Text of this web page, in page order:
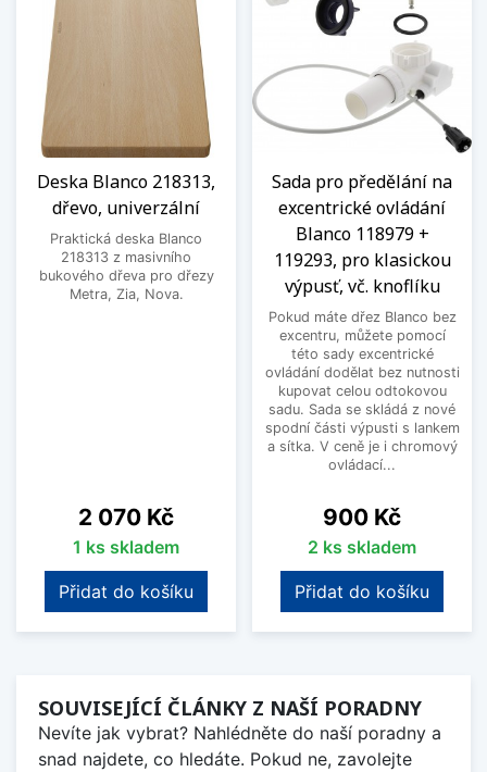
Deska Blanco 218313,
dřevo, univerzální
Praktická deska Blanco
218313 z masivního
bukového dřeva pro dřezy
Metra, Zia, Nova.
Cena
2 070 Kč
1 ks skladem
Přidat do košíku
Sada pro předělání na
excentrické ovládání
Blanco 118979 +
119293, pro klasickou
výpusť, vč. knoflíku
Pokud máte dřez Blanco bez
excentru, můžete pomocí
této sady excentrické
ovládání dodělat bez nutnosti
kupovat celou odtokovou
sadu. Sada se skládá z nové
spodní části výpusti s lankem
a sítka. V ceně je i chromový
ovládací...
Cena
900 Kč
2 ks skladem
Přidat do košíku
SOUVISEJÍCÍ ČLÁNKY Z NAŠÍ PORADNY
Nevíte jak vybrat? Nahlédněte do naší poradny a
snad najdete, co hledáte. Pokud ne, zavolejte